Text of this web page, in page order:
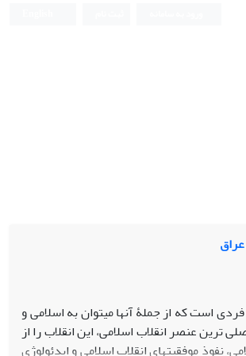
منحصر به فردی است که از جملۀ آنها می­توان به اسلامی و
عنصر انقلاب اسلامی، این انقلاب را از
نفوذ موفقیت­های انقلاب اسلامی و ایدئولوژی